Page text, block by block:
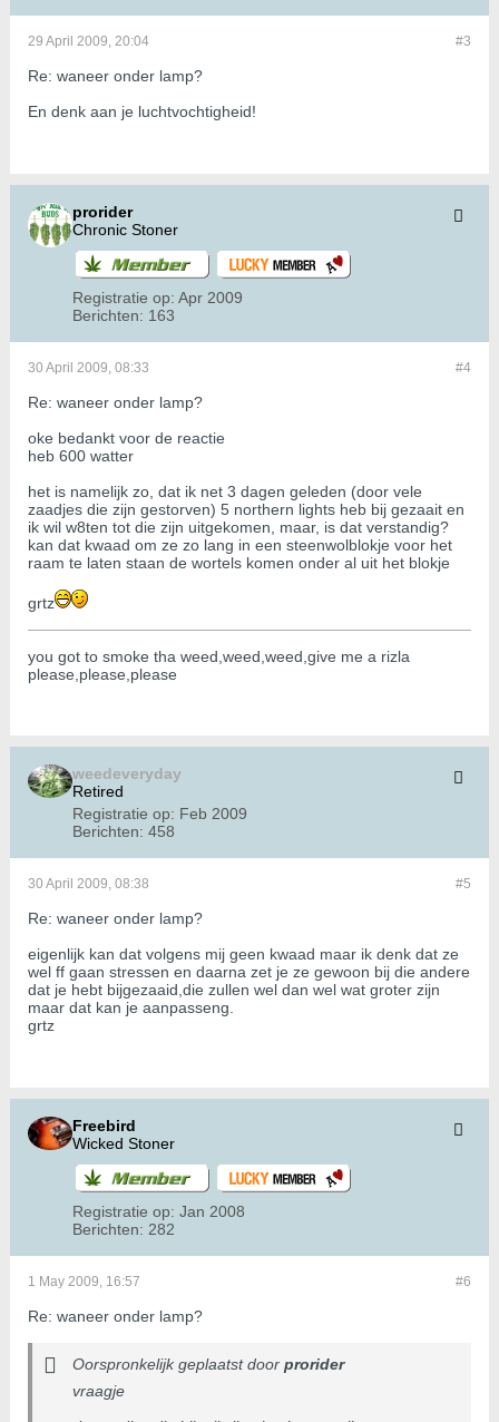
#3
29 April 2009, 20:04
Re: waneer onder lamp?
En denk aan je luchtvochtigheid!
prorider
Chronic Stoner
Registratie op: Apr 2009
Berichten: 163
#4
30 April 2009, 08:33
Re: waneer onder lamp?
oke bedankt voor de reactie
heb 600 watter
het is namelijk zo, dat ik net 3 dagen geleden (door vele
zaadjes die zijn gestorven) 5 northern lights heb bij gezaait en
ik wil w8ten tot die zijn uitgekomen, maar, is dat verstandig?
kan dat kwaad om ze zo lang in een steenwolblokje voor het
raam te laten staan de wortels komen onder al uit het blokje
grtz
you got to smoke tha weed,weed,weed,give me a rizla
please,please,please
weedeveryday
Retired
Registratie op: Feb 2009
Berichten: 458
#5
30 April 2009, 08:38
Re: waneer onder lamp?
eigenlijk kan dat volgens mij geen kwaad maar ik denk dat ze
wel ff gaan stressen en daarna zet je ze gewoon bij die andere
dat je hebt bijgezaaid,die zullen wel dan wel wat groter zijn
maar dat kan je aanpasseng.
grtz
Freebird
Wicked Stoner
Registratie op: Jan 2008
Berichten: 282
#6
1 May 2009, 16:57
Re: waneer onder lamp?
Oorspronkelijk geplaatst door prorider
vraagje